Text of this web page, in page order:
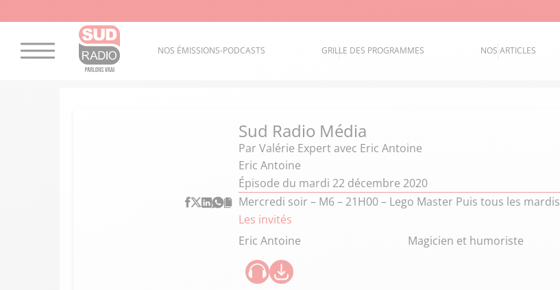
NOS ÉMISSIONS-PODCASTS GRILLE DES PROGRAMMES NOS ARTICLES
Sud Radio Média
Par Valérie Expertavec Eric Antoine
Eric Antoine
Épisode du mardi 22 décembre 2020
Mercredi soir – M6 – 21H00 – Lego Master Puis tous les mardis
Les invités
Eric Antoine
Magicien et humoriste